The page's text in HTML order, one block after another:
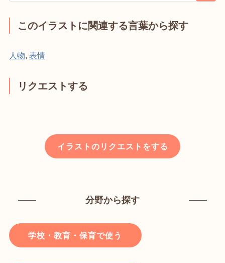
このイラストに関連する言葉から探す
人物 表情
リクエストする
イラストのリクエストをする
分野から探す
学校・教育・保育で使う